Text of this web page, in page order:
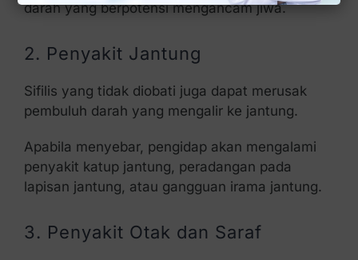
darah yang berpotensi mengancam jiwa.
2. Penyakit Jantung
Sifilis yang tidak diobati juga dapat merusak
pembuluh darah yang mengalir ke jantung.
Apabila menyebar, pengidap akan mengalami
penyakit katup jantung, peradangan pada
lapisan jantung, atau gangguan irama jantung.
3. Penyakit Otak dan Saraf